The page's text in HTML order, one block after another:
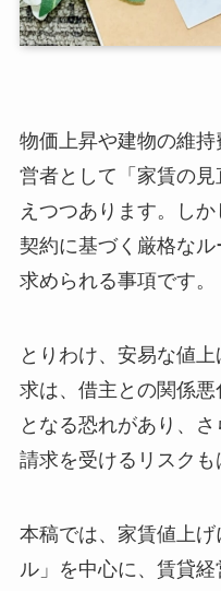
物価上昇や建物の維
営者として「家賃の
えつつあります。し
契約に基づく厳格な
求められる事項です。
とりわけ、安易な値
求は、借主との関係
となる恐れがあり、
請求を受けるリスクも
本稿では、家賃値上
ル」を中心に、賃貸